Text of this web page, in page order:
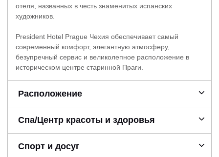
отеля, названных в честь знаменитых испанских
художников.
President Hotel Prague Чехия обеспечивает самый
современный комфорт, элегантную атмосферу,
безупречный сервис и великолепное расположение в
историческом центре старинной Праги.
Расположение
Спа/Центр красоты и здоровья
Спорт и досуг